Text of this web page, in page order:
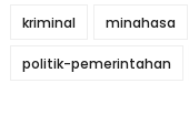
kriminal minahasa
politik-pemerintahan